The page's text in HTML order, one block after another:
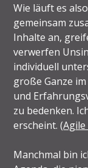
Wie läuft es
gemeinsam
Inhalte an,
verwerfen
individuell
große Ganze
und
zu bedenken.
erscheint. (
Manchmal bin